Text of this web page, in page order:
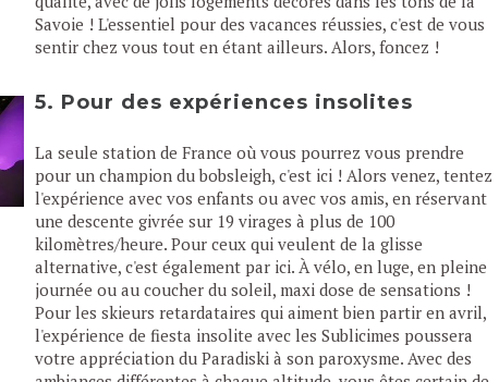
Savoie ! L'essentiel pour des vacances réussies, c'est de vous
sentir chez vous tout en étant ailleurs. Alors, foncez !
5. Pour des expériences insolites
La seule station de France où vous pourrez vous prendre
pour un champion du bobsleigh, c'est ici ! Alors venez, tentez
l'expérience avec vos enfants ou avec vos amis, en réservant
une descente givrée sur 19 virages à plus de 100
kilomètres/heure. Pour ceux qui veulent de la glisse
alternative, c'est également par ici. À vélo, en luge, en pleine
journée ou au coucher du soleil, maxi dose de sensations !
Pour les skieurs retardataires qui aiment bien partir en avril,
l'expérience de fiesta insolite avec les Sublicimes poussera
votre appréciation du Paradiski à son paroxysme. Avec des